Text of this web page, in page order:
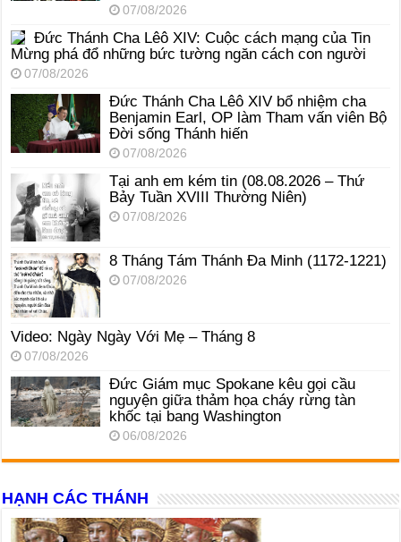
07/08/2026
Đức Thánh Cha Lêô XIV: Cuộc cách mạng của Tin
Mừng phá đổ những bức tường ngăn cách con người
07/08/2026
Đức Thánh Cha Lêô XIV bổ nhiệm cha
Benjamin Earl, OP làm Tham vấn viên Bộ
Đời sống Thánh hiến
07/08/2026
Tại anh em kém tin (08.08.2026 – Thứ
Bảy Tuần XVIII Thường Niên)
07/08/2026
8 Tháng Tám Thánh Ða Minh (1172-1221)
07/08/2026
Video: Ngày Ngày Với Mẹ – Tháng 8
07/08/2026
Đức Giám mục Spokane kêu gọi cầu
nguyện giữa thảm họa cháy rừng tàn
khốc tại bang Washington
06/08/2026
HẠNH CÁC THÁNH